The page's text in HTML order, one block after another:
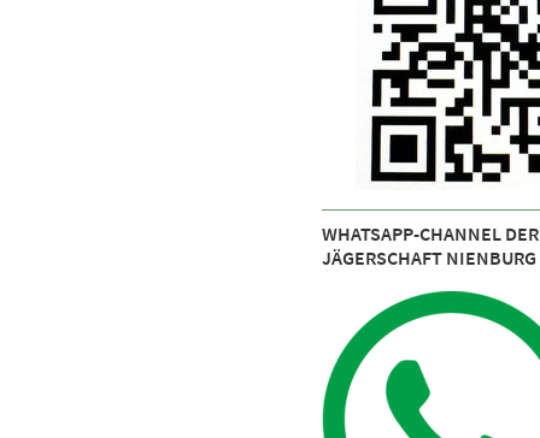
WHATSAPP-CHANNEL DER
JÄGERSCHAFT NIENBURG